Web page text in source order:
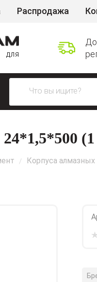
Распродажа
(1
/ Корпуса